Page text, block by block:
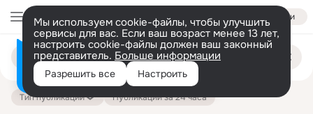
Войти
Мы используем cookie-файлы, чтобы улучшить
сервисы для вас. Если ваш возраст менее 13 лет,
настроить cookie-файлы должен ваш законный
представитель. Больше информации
Разрешить все Настроить
Поиск
публикациям
Тип публикации Публикации за 24 часа
Информация о контенте
на платформе — здесь